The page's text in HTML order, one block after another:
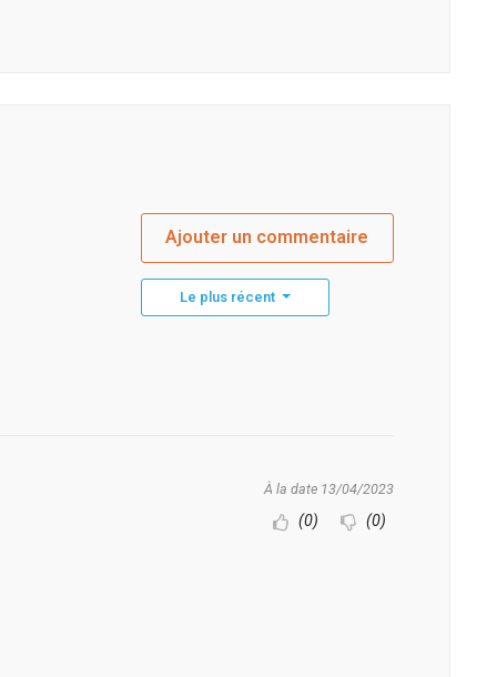
Ajouter un commentaire
Le plus récent
À la date 13/04/2023
(0) (0)